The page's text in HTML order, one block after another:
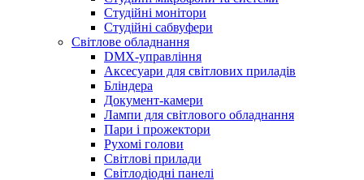
Студійні монітори
Студійні сабвуфери
Світлове обладнання
DMX-управління
Аксесуари для світлових приладів
Бліндера
Документ-камери
Лампи для світлового обладнання
Пари і прожектори
Рухомі голови
Світлові прилади
Світлодіодні панелі